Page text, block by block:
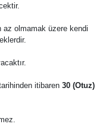
olmamak üzere kendi
itibaren 30 (Otuz)